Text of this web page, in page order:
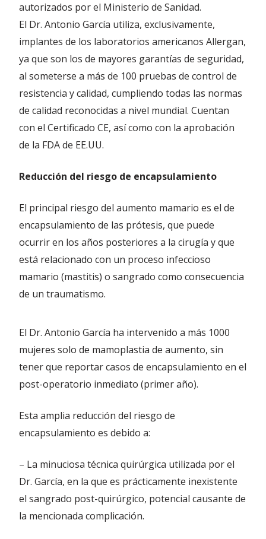
autorizados por el Ministerio de Sanidad.
El Dr. Antonio García utiliza, exclusivamente,
implantes de los laboratorios americanos Allergan,
ya que son los de mayores garantías de seguridad,
al someterse a más de 100 pruebas de control de
resistencia y calidad, cumpliendo todas las normas
de calidad reconocidas a nivel mundial. Cuentan
con el Certificado CE, así como con la aprobación
de la FDA de EE.UU.
Reducción del riesgo de encapsulamiento
El principal riesgo del aumento mamario es el de
encapsulamiento de las prótesis, que puede
ocurrir en los años posteriores a la cirugía y que
está relacionado con un proceso infeccioso
mamario (mastitis) o sangrado como consecuencia
de un traumatismo.
El Dr. Antonio García ha intervenido a más 1000
mujeres solo de mamoplastia de aumento, sin
tener que reportar casos de encapsulamiento en el
post-operatorio inmediato (primer año).
Esta amplia reducción del riesgo de
encapsulamiento es debido a:
– La minuciosa técnica quirúrgica utilizada por el
Dr. García, en la que es prácticamente inexistente
el sangrado post-quirúrgico, potencial causante de
la mencionada complicación.